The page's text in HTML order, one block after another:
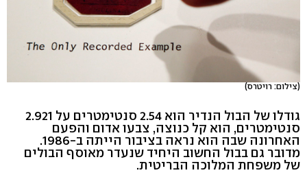
(צילום: רויטרס)
גודלו של הבול הנדיר הוא 2.54 סנטימטרים על 2.921
סנטימטרים, הוא קל כנוצה, צבעו אדום והפעם
האחרונה שבה הוא נראה בציבור הייתה ב-1986.
מדובר גם בבול החשוב היחיד שנעדר מאוסף הבולים
של משפחת המלוכה הבריטית.